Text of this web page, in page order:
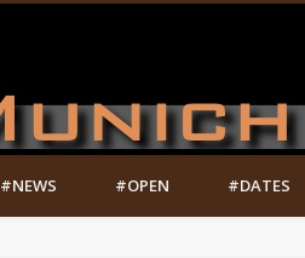
#NEWS #OPEN #DATES